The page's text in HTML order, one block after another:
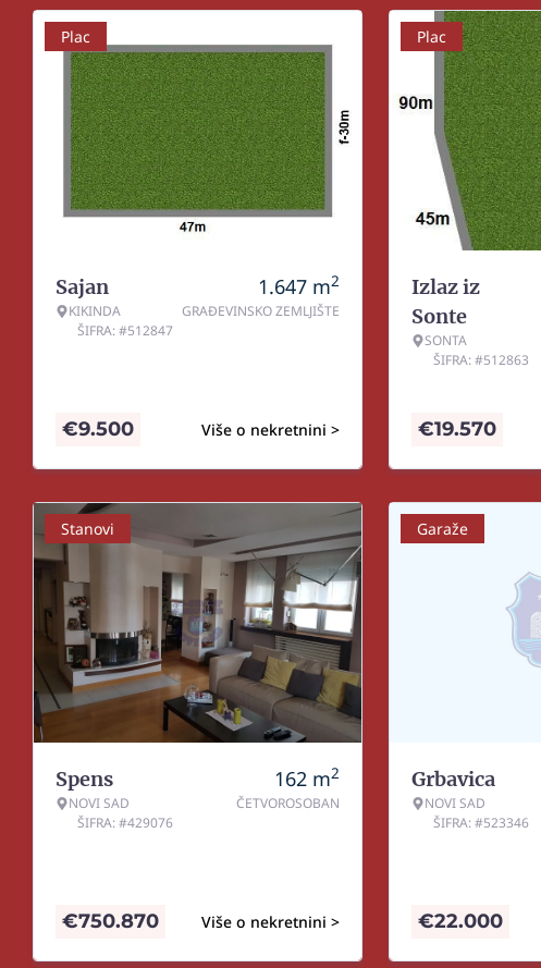
Plac
Sajan
KIKINDA
ŠIFRA: #512847
1.647 m2
GRAĐEVINSKO ZEMLJIŠTE
Više o nekretnini >
€9.500
Plac
Izlaz iz
Sonte
SONTA
ŠIFRA: #512863
€19.570
Stanovi
Spens
NOVI SAD
ŠIFRA: #429076
162 m2
ČETVOROSOBAN
Više o nekretnini >
€750.870
Garaže
Grbavica
NOVI SAD
ŠIFRA: #523346
€22.000